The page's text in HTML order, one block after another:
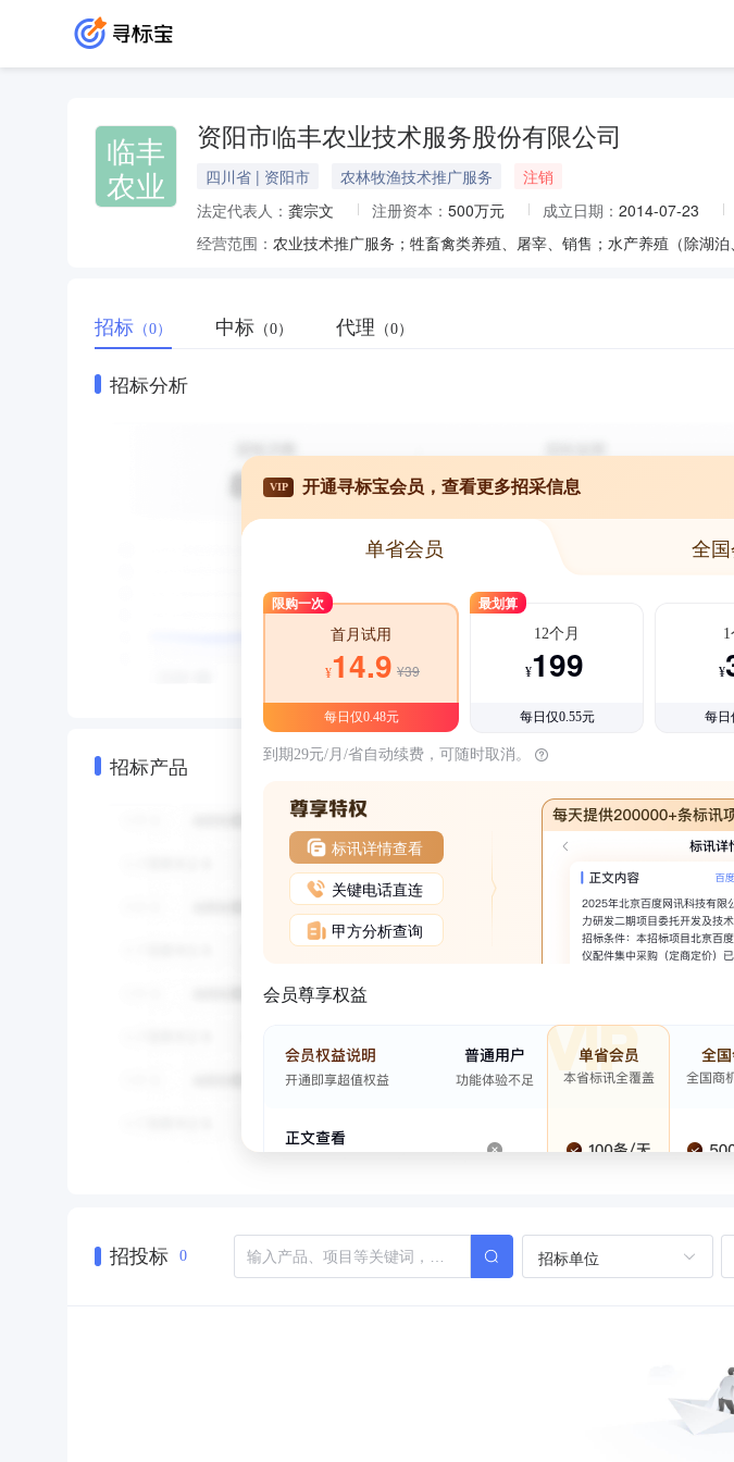
临丰
农业
资阳市临丰农业技术服务股份有限公司
四川省 | 资阳市 农林牧渔技术推广服务
注销
法定代表人： 龚宗文 注册资本： 500万元 成立日期： 2014-07-23
经营范围：
招标 （0） 中标 （0） 代理 （0）
招标分析
招标产品
VIP 开通寻标宝会员，查看更多招采信息
单省会员 全
限购一次
首月试用
¥14.9 ¥39
每日仅0.48元
最划算
12个月
¥199
每日仅0.55元
1
¥
每日
到期29元/月/省自动续费，可随时取消。
标讯详情查看
关键电话直连
甲方分析查询
会员尊享权益
招投标 0 招标单位